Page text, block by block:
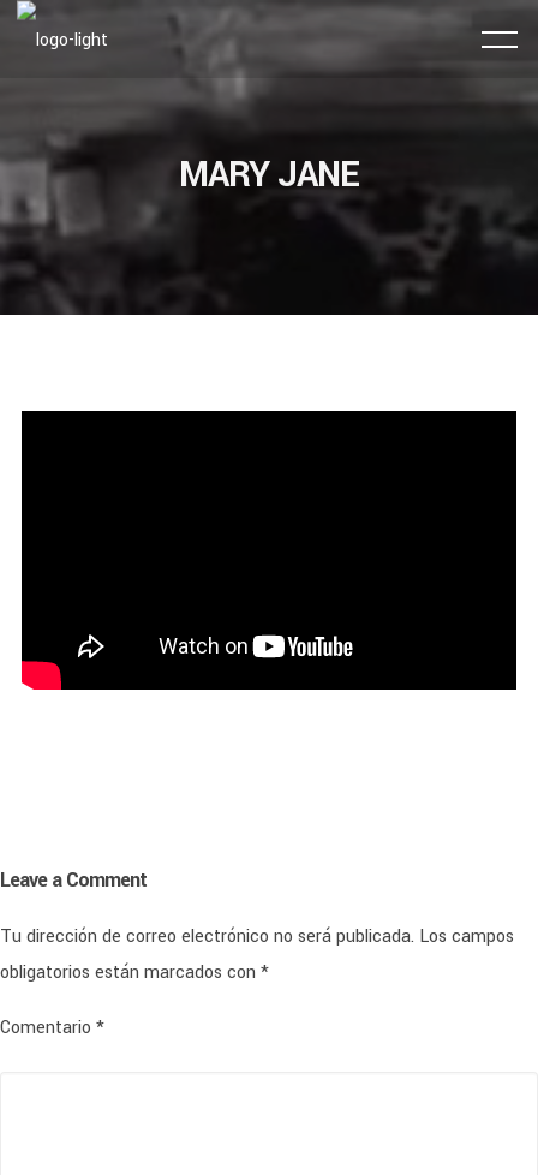
MARY JANE
Leave a Comment
Tu dirección de correo electrónico no será publicada. Los campos
obligatorios están marcados con *
Comentario *